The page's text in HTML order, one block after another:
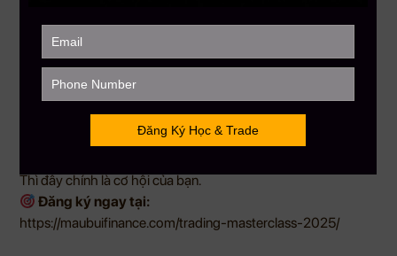
nghiệp trading…
Nếu bạn muốn được học thực chiến, được sửa bài, được đồng
Thì đây chính là cơ hội của bạn.
Đăng ký ngay tại:
https://maubuifinance.com/trading-masterclass-2025/